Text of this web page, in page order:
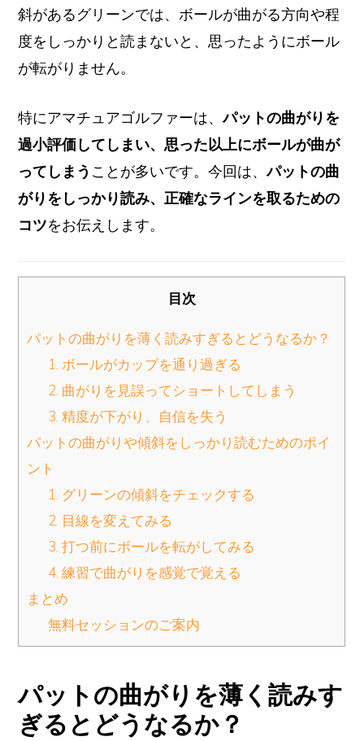
斜があるグリーンでは、ボールが曲がる方向や程
度をしっかりと読まないと、思ったようにボール
が転がりません。
特にアマチュアゴルファーは、パットの曲がりを
過小評価してしまい、思った以上にボールが曲が
ってしまう ことが多いです。今回は、パットの曲
がりをしっかり読み、正確なラインを取るための
コツをお伝えします。
目次
パットの曲がりを薄く読みすぎるとどうなるか？
1. ボールがカップを通り過ぎる
2. 曲がりを見誤ってショートしてしまう
3. 精度が下がり、自信を失う
パットの曲がりや傾斜をしっかり読むためのポイ
ント
1. グリーンの傾斜をチェックする
2. 目線を変えてみる
3. 打つ前にボールを転がしてみる
4. 練習で曲がりを感覚で覚える
まとめ
無料セッションのご案内
パットの曲がりを薄く読みす
ぎるとどうなるか？